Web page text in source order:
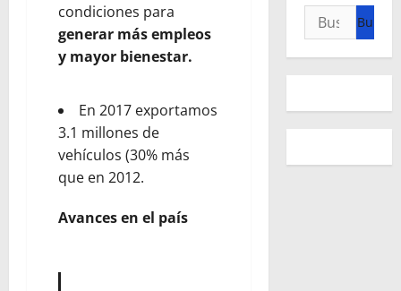
condiciones para
generar más empleos
y mayor bienestar.
En 2017 exportamos
3.1 millones de
vehículos (30% más
que en 2012.
Avances en el país
Buscar: